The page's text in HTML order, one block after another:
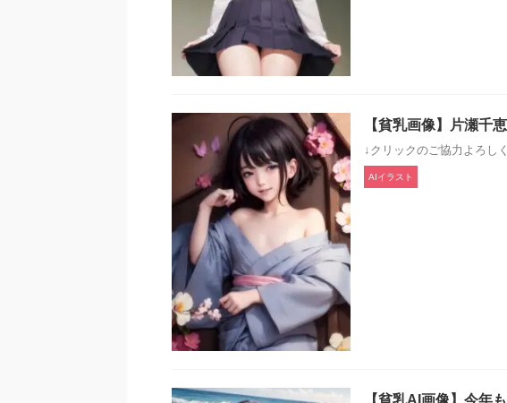
【貧乳画像】片瀬千恵
↓クリックのご協力よろし
AIイラスト